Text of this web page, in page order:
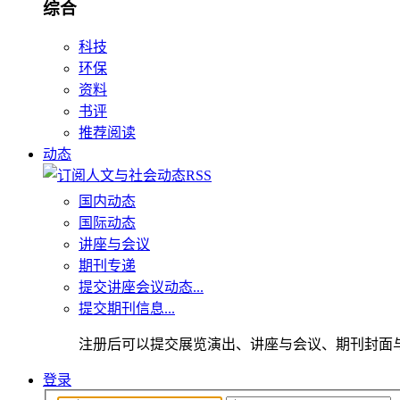
综合
科技
环保
资料
书评
推荐阅读
动态
国内动态
国际动态
讲座与会议
期刊专递
提交讲座会议动态...
提交期刊信息...
注册后可以提交展览演出、讲座与会议、期刊封
登录